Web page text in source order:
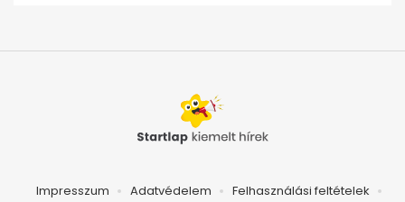
Impresszum Adatvédelem Felhasználási feltételek